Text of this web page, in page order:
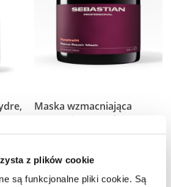
z plików cookie
są funkcjonalne pliki cookie. Są
Maska wzmacniająca
Penetraitt, 500 ml
Maska wzmacniająca i regenerująca
Do koszyka